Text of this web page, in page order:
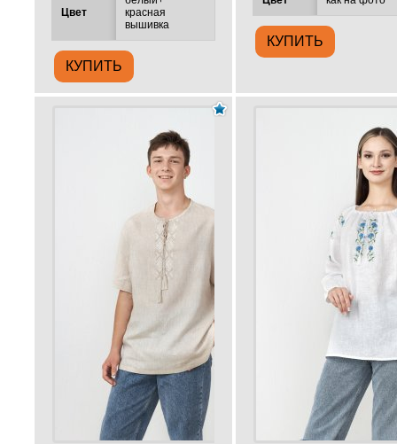
Цвет
красная
вышивка